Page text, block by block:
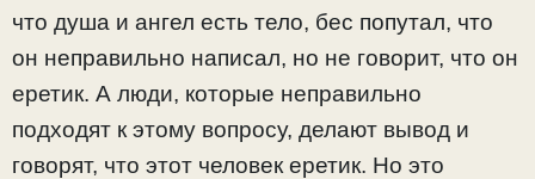
что душа и ангел есть тело, бес попутал, что
он неправильно написал, но не говорит, что он
еретик. А люди, которые неправильно
подходят к этому вопросу, делают вывод и
говорят, что этот человек еретик. Но это